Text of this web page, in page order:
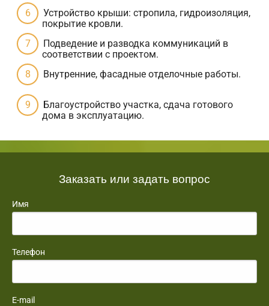
Устройство крыши: стропила, гидроизоляция,
покрытие кровли.
Подведение и разводка коммуникаций в
соответствии с проектом.
Внутренние, фасадные отделочные работы.
Благоустройство участка, сдача готового
дома в эксплуатацию.
Заказать или задать вопрос
Имя
Телефон
E-mail